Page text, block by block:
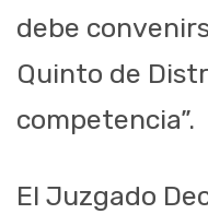
debe
Quinto de
competencia”.
El Juzgado